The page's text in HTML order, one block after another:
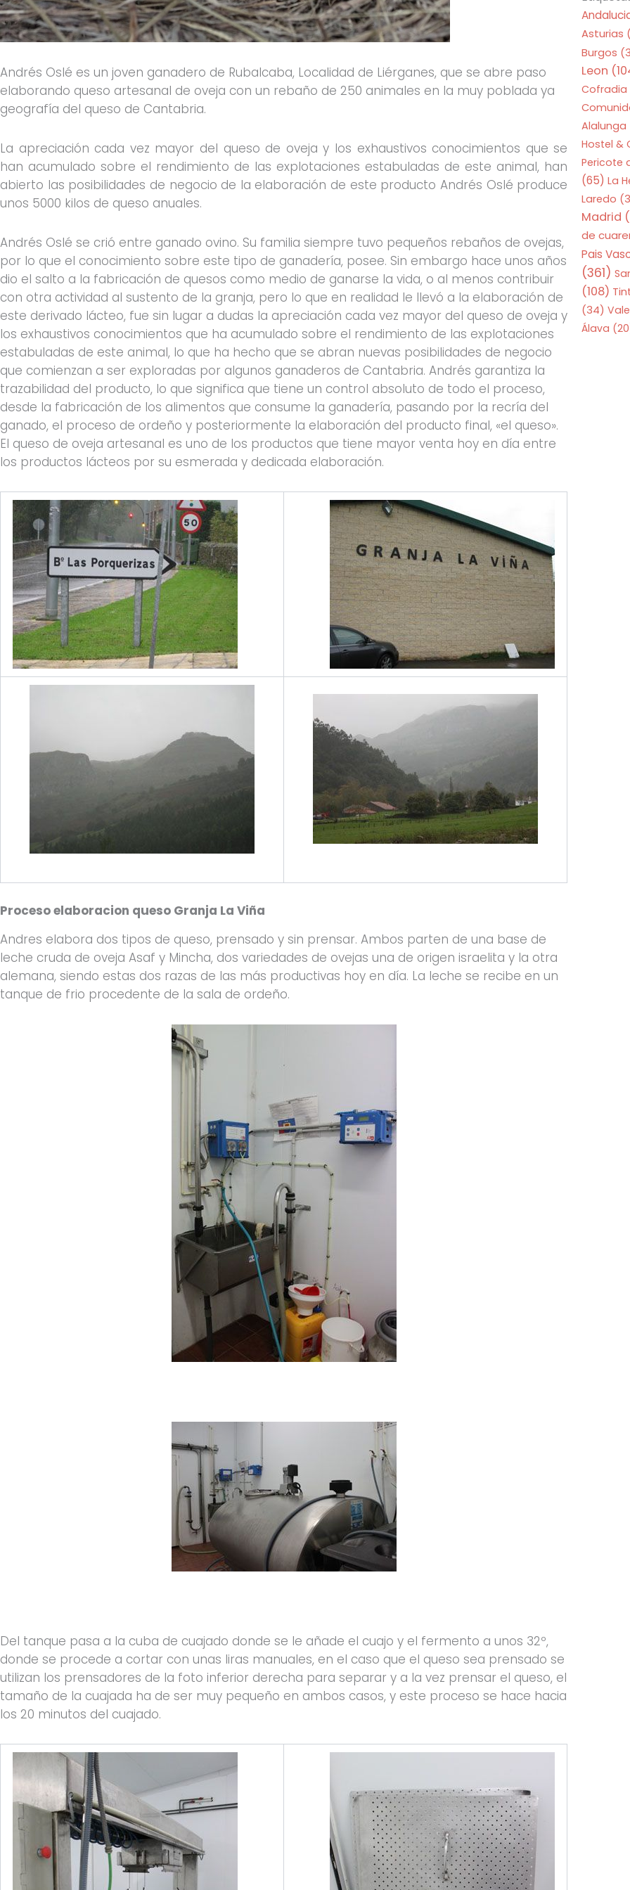
Andrés Oslé es un joven ganadero de Rubalcaba, Localidad de Liérganes, que se abre paso
elaborando queso artesanal de oveja con un rebaño de 250 animales en la muy poblada ya
geografía del queso de Cantabria.
La apreciación cada vez mayor del queso de oveja y los exhaustivos conocimientos que se
han acumulado sobre el rendimiento de las explotaciones estabuladas de este animal, han
abierto las posibilidades de negocio de la elaboración de este producto Andrés Oslé produce
unos 5000 kilos de queso anuales.
Andrés Oslé se crió entre ganado ovino. Su familia siempre tuvo pequeños rebaños de ovejas,
por lo que el conocimiento sobre este tipo de ganadería, posee. Sin embargo hace unos años
dio el salto a la fabricación de quesos como medio de ganarse la vida, o al menos contribuir
con otra actividad al sustento de la granja, pero lo que en realidad le llevó a la elaboración de
este derivado lácteo, fue sin lugar a dudas la apreciación cada vez mayor del queso de oveja y
los exhaustivos conocimientos que ha acumulado sobre el rendimiento de las explotaciones
estabuladas de este animal, lo que ha hecho que se abran nuevas posibilidades de negocio
que comienzan a ser exploradas por algunos ganaderos de Cantabria. Andrés garantiza la
trazabilidad del producto, lo que significa que tiene un control absoluto de todo el proceso,
desde la fabricación de los alimentos que consume la ganadería, pasando por la recría del
ganado, el proceso de ordeño y posteriormente la elaboración del producto final, «el queso».
El queso de oveja artesanal es uno de los productos que tiene mayor venta hoy en día entre
los productos lácteos por su esmerada y dedicada elaboración.
Proceso elaboracion queso Granja La Viña
Andres elabora dos tipos de queso, prensado y sin prensar. Ambos parten de una base de
leche cruda de oveja Asaf y Mincha, dos variedades de ovejas una de origen israelita y la otra
alemana, siendo estas dos razas de las más productivas hoy en día. La leche se recibe en un
tanque de frio procedente de la sala de ordeño.
Del tanque pasa a la cuba de cuajado donde se le añade el cuajo y el fermento a unos 32º,
donde se procede a cortar con unas liras manuales, en el caso que el queso sea prensado se
utilizan los prensadores de la foto inferior derecha para separar y a la vez prensar el queso, el
tamaño de la cuajada ha de ser muy pequeño en ambos casos, y este proceso se hace hacia
los 20 minutos del cuajado.
Asturias
Burgos
Leon
Cofradia
Alalunga
Hostel &
Pericote
(65) La
Laredo
Madrid
de
Pais
(361)
(108)
(34)
Álava